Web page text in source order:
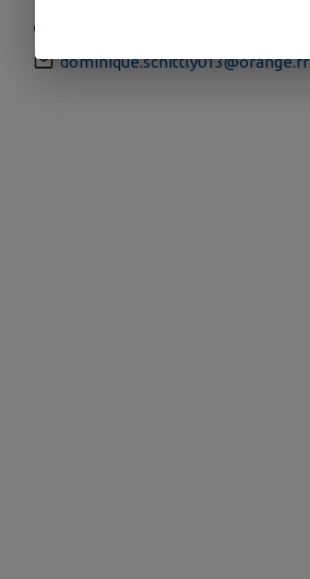
COORDONNÉES
dominique.schittly013@orange.fr